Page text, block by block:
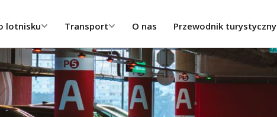
lotnisku Transport O nas Przewodnik turystyczny